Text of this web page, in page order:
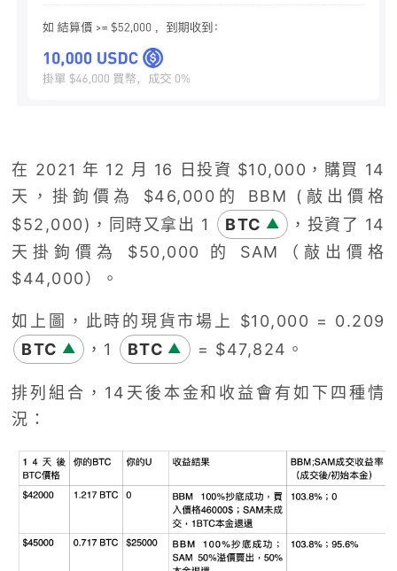
在 2021年 12 月 16 日投資 $10,000 ，購買 14
天，掛鉤價為
$46,000 的 BBM ( 敲出價格
$52,000) ，同時又拿出 1 BTC ▲ ，投資了 14
天掛鉤價為
$50,000 的 SAM
（敲出價格
$44,000）。
如上圖，此時的現貨市場上
$10,000 = 0.209
BTC ▲ ， 1 BTC ▲ = $47,824 。
排列組合， 14 天後本金和收益會有如下四種情
況：